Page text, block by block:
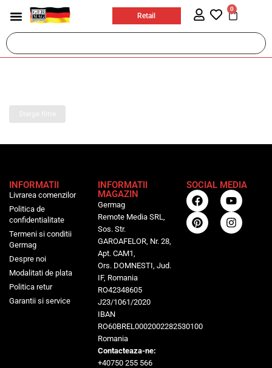
Retail
0
Sterge filtre
INFORMATII
Livrarea comenzilor
Politica de
confidentialitate
Termeni si conditii
Germag
Despre noi
Modalitati de plata
Politica retur
Garantii si service
INFORMATII
MAGAZIN
Germag
Remote Media SRL,
Sos. Str.
GAROAFELOR, Nr. 28,
Apt. CAM1,
Ors. DOMNESTI, Jud.
IF, Romania
RO42348605
J23/1061/2020
IBAN
RO60BREL0002002282530100
Romania
Contacteaza-ne:
+40750 255 566
SOCIAL MEDIA